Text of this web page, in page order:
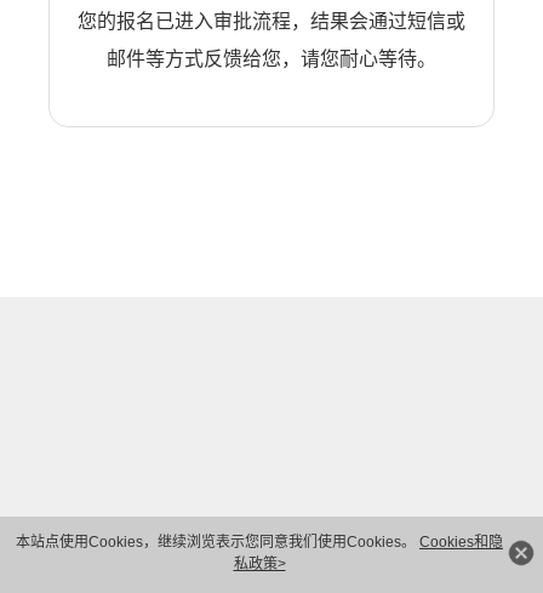
本站点使用Cookies，继续浏览表示您同意我们使用Cookies。 Cookies和隐
私政策>
您的报名已进入审批流程，结果会通过短信或
邮件等方式反馈给您，请您耐心等待。